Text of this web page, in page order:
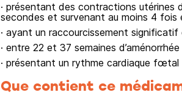
· présentant des contractions utérines
secondes et survenant au moins 4 fois
· ayant un raccourcissement
· entre 22 et 37 semaines d’aménorrhée
· présentant un rythme cardiaque fœtal
Que contient ce